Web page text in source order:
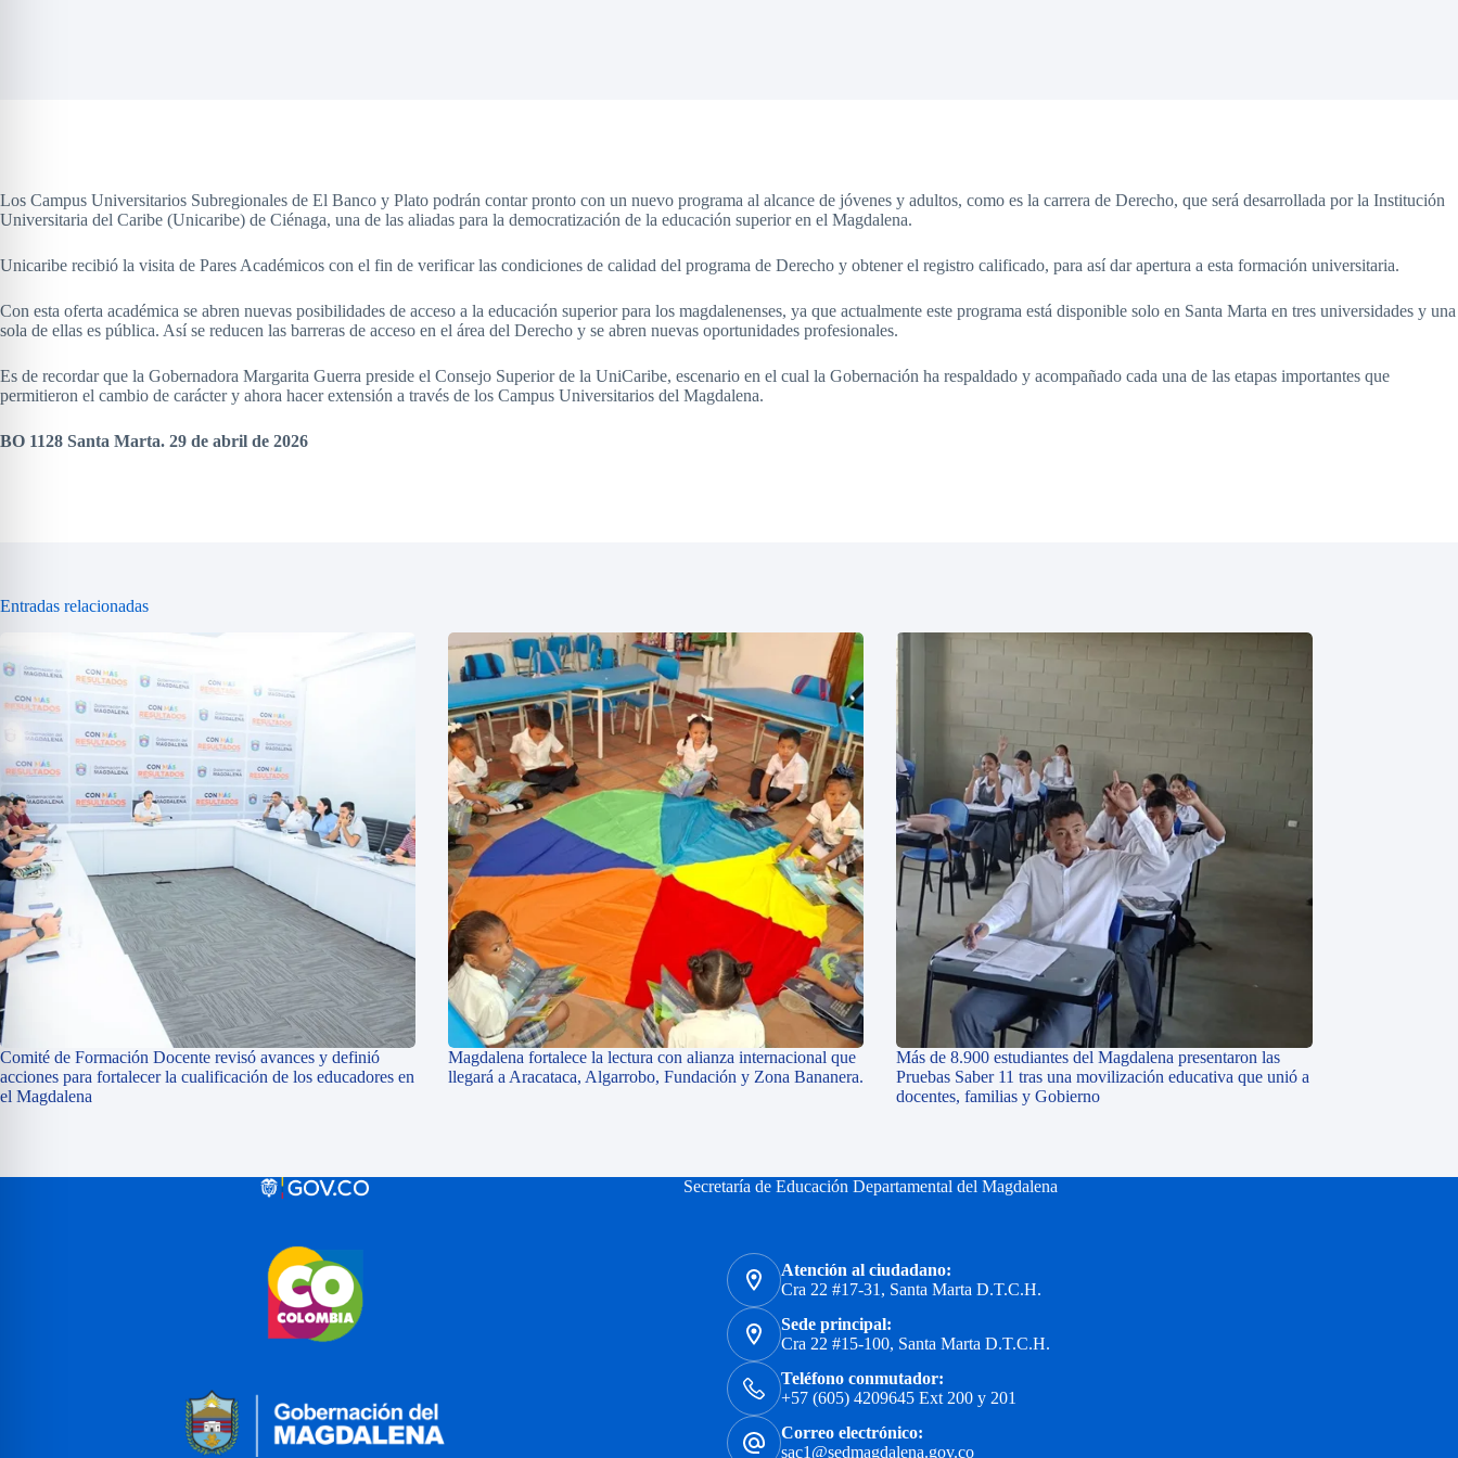
Los Campus Universitarios Subregionales de El Banco y Plato podrán contar pronto con un nuevo programa al alcance de jóvenes y adultos, como es la carrera de Derecho, que será desarrollada por la Institución
Universitaria del Caribe (Unicaribe) de Ciénaga, una de las aliadas para la democratización de la educación superior en el Magdalena.
Unicaribe recibió la visita de Pares Académicos con el fin de verificar las condiciones de calidad del programa de Derecho y obtener el registro calificado, para así dar apertura a esta formación universitaria.
Con esta oferta académica se abren nuevas posibilidades de acceso a la educación superior para los magdalenenses, ya que actualmente este programa está disponible solo en Santa Marta en tres universidades y una
sola de ellas es pública. Así se reducen las barreras de acceso en el área del Derecho y se abren nuevas oportunidades profesionales.
Es de recordar que la Gobernadora Margarita Guerra preside el Consejo Superior de la UniCaribe, escenario en el cual la Gobernación ha respaldado y acompañado cada una de las etapas importantes que
permitieron el cambio de carácter y ahora hacer extensión a través de los Campus Universitarios del Magdalena.
BO 1128 Santa Marta. 29 de abril de 2026
Entradas relacionadas
Comité de Formación Docente revisó avances y definió
acciones para fortalecer la cualificación de los educadores en
el Magdalena
Magdalena fortalece la lectura con alianza internacional que
llegará a Aracataca, Algarrobo, Fundación y Zona Bananera.
Más de 8.900 estudiantes del Magdalena presentaron las
Pruebas Saber 11 tras una movilización educativa que unió a
docentes, familias y Gobierno
Secretaría de Educación Departamental del Magdalena
Atención al ciudadano:
Cra 22 #17-31, Santa Marta D.T.C.H.
Sede principal:
Cra 22 #15-100, Santa Marta D.T.C.H.
Teléfono conmutador:
+57 (605) 4209645 Ext 200 y 201
Correo electrónico:
sac1@sedmagdalena.gov.co